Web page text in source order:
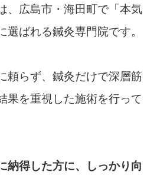
、広島市・海田町で「本気
選ばれる鍼灸専門院です。
頼らず、鍼灸だけで深層筋
果を重視した施術を行って
納得した方に、しっかり向